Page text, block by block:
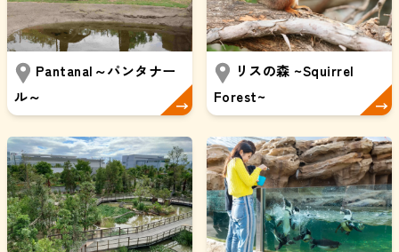
Pantanal～パンタナー
ル～
リスの森 ~Squirrel
Forest~